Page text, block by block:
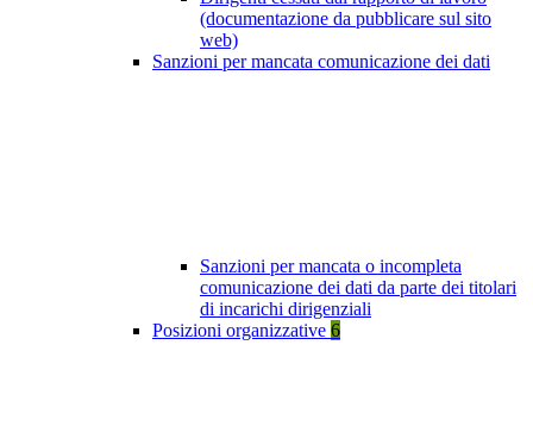
(documentazione da pubblicare sul sito
web)
Sanzioni per mancata comunicazione dei dati
Sanzioni per mancata o incompleta
comunicazione dei dati da parte dei titolari
di incarichi dirigenziali
Posizioni organizzative 6